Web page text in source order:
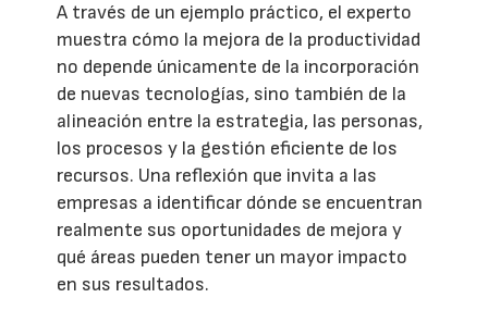
A través de un ejemplo práctico, el experto
muestra cómo la mejora de la productividad
no depende únicamente de la incorporación
de nuevas tecnologías, sino también de la
alineación entre la estrategia, las personas,
los procesos y la gestión eficiente de los
recursos. Una reflexión que invita a las
empresas a identificar dónde se encuentran
realmente sus oportunidades de mejora y
qué áreas pueden tener un mayor impacto
en sus resultados.